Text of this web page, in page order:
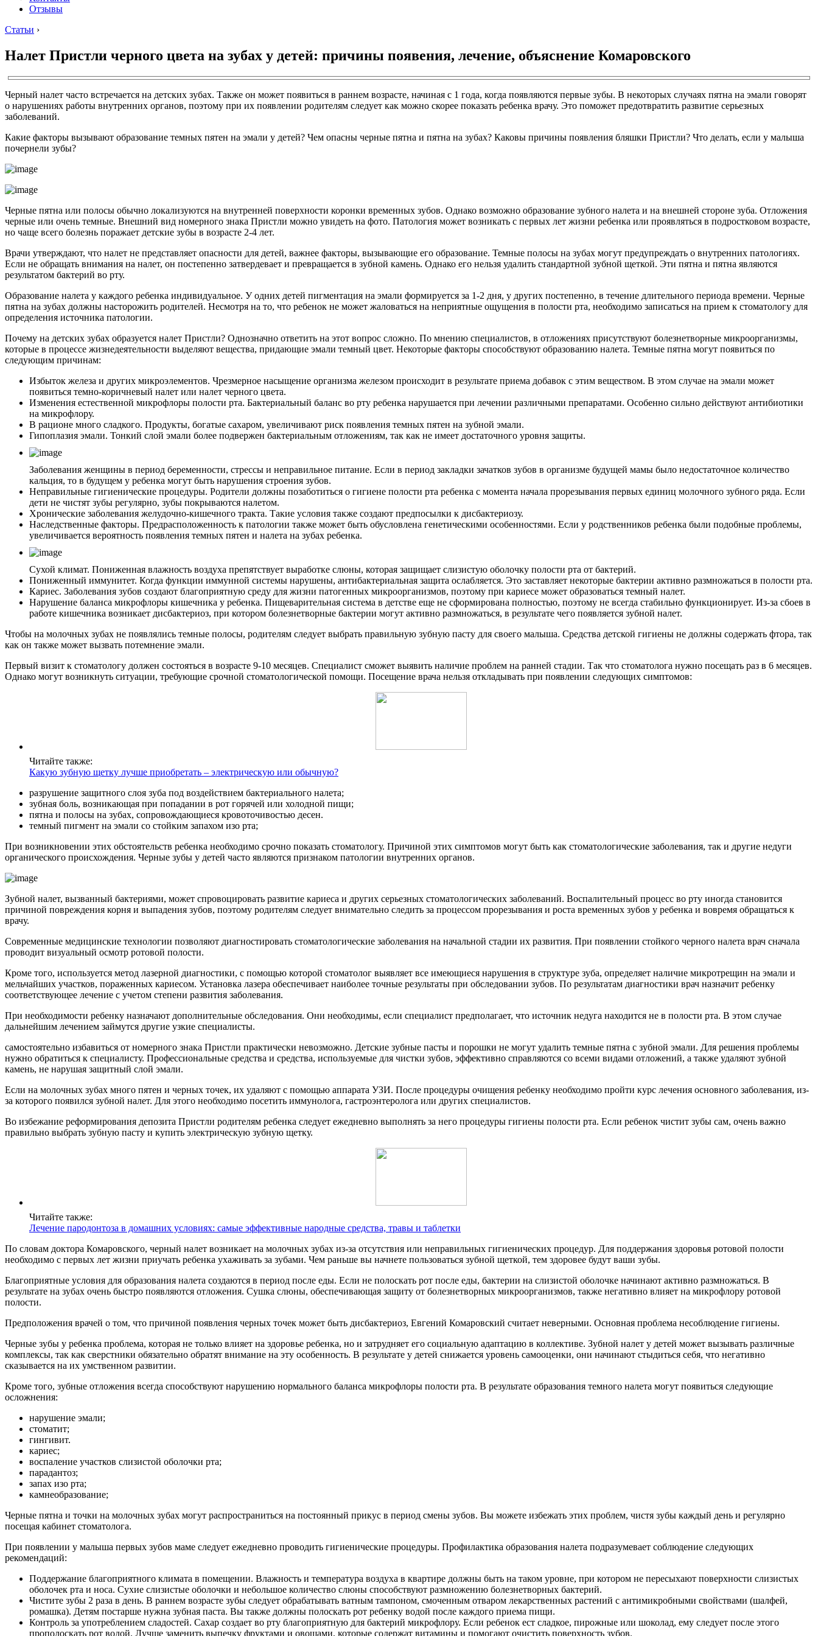
Отзывы
Статьи ›
Налет Пристли черного цвета на зубах у детей: причины появения, лечение, объяснение Комаровского
Черный налет часто встречается на детских зубах. Также он может появиться в раннем возрасте, начиная с 1 года, когда появляются первые зубы. В некоторых случаях пятна на эмали говорят
о нарушениях работы внутренних органов, поэтому при их появлении родителям следует как можно скорее показать ребенка врачу. Это поможет предотвратить развитие серьезных
заболеваний.
Какие факторы вызывают образование темных пятен на эмали у детей? Чем опасны черные пятна и пятна на зубах? Каковы причины появления бляшки Пристли? Что делать, если у малыша
почернели зубы?
Черные пятна или полосы обычно локализуются на внутренней поверхности коронки временных зубов. Однако возможно образование зубного налета и на внешней стороне зуба. Отложения
черные или очень темные. Внешний вид номерного знака Пристли можно увидеть на фото. Патология может возникать с первых лет жизни ребенка или проявляться в подростковом возрасте,
но чаще всего болезнь поражает детские зубы в возрасте 2-4 лет.
Врачи утверждают, что налет не представляет опасности для детей, важнее факторы, вызывающие его образование. Темные полосы на зубах могут предупреждать о внутренних патологиях.
Если не обращать внимания на налет, он постепенно затвердевает и превращается в зубной камень. Однако его нельзя удалить стандартной зубной щеткой. Эти пятна и пятна являются
результатом бактерий во рту.
Образование налета у каждого ребенка индивидуальное. У одних детей пигментация на эмали формируется за 1-2 дня, у других постепенно, в течение длительного периода времени. Черные
пятна на зубах должны насторожить родителей. Несмотря на то, что ребенок не может жаловаться на неприятные ощущения в полости рта, необходимо записаться на прием к стоматологу для
определения источника патологии.
Почему на детских зубах образуется налет Пристли? Однозначно ответить на этот вопрос сложно. По мнению специалистов, в отложениях присутствуют болезнетворные микроорганизмы,
которые в процессе жизнедеятельности выделяют вещества, придающие эмали темный цвет. Некоторые факторы способствуют образованию налета. Темные пятна могут появиться по
следующим причинам:
Избыток железа и других микроэлементов. Чрезмерное насыщение организма железом происходит в результате приема добавок с этим веществом. В этом случае на эмали может
появиться темно-коричневый налет или налет черного цвета.
Изменения естественной микрофлоры полости рта. Бактериальный баланс во рту ребенка нарушается при лечении различными препаратами. Особенно сильно действуют антибиотики
на микрофлору.
В рационе много сладкого. Продукты, богатые сахаром, увеличивают риск появления темных пятен на зубной эмали.
Гипоплазия эмали. Тонкий слой эмали более подвержен бактериальным отложениям, так как не имеет достаточного уровня защиты.
Заболевания женщины в период беременности, стрессы и неправильное питание. Если в период закладки зачатков зубов в организме будущей мамы было недостаточное количество
кальция, то в будущем у ребенка могут быть нарушения строения зубов.
Неправильные гигиенические процедуры. Родители должны позаботиться о гигиене полости рта ребенка с момента начала прорезывания первых единиц молочного зубного ряда. Если
дети не чистят зубы регулярно, зубы покрываются налетом.
Хронические заболевания желудочно-кишечного тракта. Такие условия также создают предпосылки к дисбактериозу.
Наследственные факторы. Предрасположенность к патологии также может быть обусловлена ​​генетическими особенностями. Если у родственников ребенка были подобные проблемы,
увеличивается вероятность появления темных пятен и налета на зубах ребенка.
Сухой климат. Пониженная влажность воздуха препятствует выработке слюны, которая защищает слизистую оболочку полости рта от бактерий.
Пониженный иммунитет. Когда функции иммунной системы нарушены, антибактериальная защита ослабляется. Это заставляет некоторые бактерии активно размножаться в полости рта.
Кариес. Заболевания зубов создают благоприятную среду для жизни патогенных микроорганизмов, поэтому при кариесе может образоваться темный налет.
Нарушение баланса микрофлоры кишечника у ребенка. Пищеварительная система в детстве еще не сформирована полностью, поэтому не всегда стабильно функционирует. Из-за сбоев в
работе кишечника возникает дисбактериоз, при котором болезнетворные бактерии могут активно размножаться, в результате чего появляется зубной налет.
Чтобы на молочных зубах не появлялись темные полосы, родителям следует выбрать правильную зубную пасту для своего малыша. Средства детской гигиены не должны содержать фтора, так
как он также может вызвать потемнение эмали.
Первый визит к стоматологу должен состояться в возрасте 9-10 месяцев. Специалист сможет выявить наличие проблем на ранней стадии. Так что стоматолога нужно посещать раз в 6 месяцев.
Однако могут возникнуть ситуации, требующие срочной стоматологической помощи. Посещение врача нельзя откладывать при появлении следующих симптомов:
Читайте также:
Какую зубную щетку лучше приобретать – электрическую или обычную?
разрушение защитного слоя зуба под воздействием бактериального налета;
зубная боль, возникающая при попадании в рот горячей или холодной пищи;
пятна и полосы на зубах, сопровождающиеся кровоточивостью десен.
темный пигмент на эмали со стойким запахом изо рта;
При возникновении этих обстоятельств ребенка необходимо срочно показать стоматологу. Причиной этих симптомов могут быть как стоматологические заболевания, так и другие недуги
органического происхождения. Черные зубы у детей часто являются признаком патологии внутренних органов.
Зубной налет, вызванный бактериями, может спровоцировать развитие кариеса и других серьезных стоматологических заболеваний. Воспалительный процесс во рту иногда становится
причиной повреждения корня и выпадения зубов, поэтому родителям следует внимательно следить за процессом прорезывания и роста временных зубов у ребенка и вовремя обращаться к
врачу.
Современные медицинские технологии позволяют диагностировать стоматологические заболевания на начальной стадии их развития. При появлении стойкого черного налета врач сначала
проводит визуальный осмотр ротовой полости.
Кроме того, используется метод лазерной диагностики, с помощью которой стоматолог выявляет все имеющиеся нарушения в структуре зуба, определяет наличие микротрещин на эмали и
мельчайших участков, пораженных кариесом. Установка лазера обеспечивает наиболее точные результаты при обследовании зубов. По результатам диагностики врач назначит ребенку
соответствующее лечение с учетом степени развития заболевания.
При необходимости ребенку назначают дополнительные обследования. Они необходимы, если специалист предполагает, что источник недуга находится не в полости рта. В этом случае
дальнейшим лечением займутся другие узкие специалисты.
самостоятельно избавиться от номерного знака Пристли практически невозможно. Детские зубные пасты и порошки не могут удалить темные пятна с зубной эмали. Для решения проблемы
нужно обратиться к специалисту. Профессиональные средства и средства, используемые для чистки зубов, эффективно справляются со всеми видами отложений, а также удаляют зубной
камень, не нарушая защитный слой эмали.
Если на молочных зубах много пятен и черных точек, их удаляют с помощью аппарата УЗИ. После процедуры очищения ребенку необходимо пройти курс лечения основного заболевания, из-
за которого появился зубной налет. Для этого необходимо посетить иммунолога, гастроэнтеролога или других специалистов.
Во избежание реформирования депозита Пристли родителям ребенка следует ежедневно выполнять за него процедуры гигиены полости рта. Если ребенок чистит зубы сам, очень важно
правильно выбрать зубную пасту и купить электрическую зубную щетку.
Читайте также:
Лечение пародонтоза в домашних условиях: самые эффективные народные средства, травы и таблетки
По словам доктора Комаровского, черный налет возникает на молочных зубах из-за отсутствия или неправильных гигиенических процедур. Для поддержания здоровья ротовой полости
необходимо с первых лет жизни приучать ребенка ухаживать за зубами. Чем раньше вы начнете пользоваться зубной щеткой, тем здоровее будут ваши зубы.
Благоприятные условия для образования налета создаются в период после еды. Если не полоскать рот после еды, бактерии на слизистой оболочке начинают активно размножаться. В
результате на зубах очень быстро появляются отложения. Сушка слюны, обеспечивающая защиту от болезнетворных микроорганизмов, также негативно влияет на микрофлору ротовой
полости.
Предположения врачей о том, что причиной появления черных точек может быть дисбактериоз, Евгений Комаровский считает неверными. Основная проблема несоблюдение гигиены.
Черные зубы у ребенка проблема, которая не только влияет на здоровье ребенка, но и затрудняет его социальную адаптацию в коллективе. Зубной налет у детей может вызывать различные
комплексы, так как сверстники обязательно обратят внимание на эту особенность. В результате у детей снижается уровень самооценки, они начинают стыдиться себя, что негативно
сказывается на их умственном развитии.
Кроме того, зубные отложения всегда способствуют нарушению нормального баланса микрофлоры полости рта. В результате образования темного налета могут появиться следующие
осложнения:
нарушение эмали;
стоматит;
гингивит.
кариес;
воспаление участков слизистой оболочки рта;
парадантоз;
запах изо рта;
камнеобразование;
Черные пятна и точки на молочных зубах могут распространиться на постоянный прикус в период смены зубов. Вы можете избежать этих проблем, чистя зубы каждый день и регулярно
посещая кабинет стоматолога.
При появлении у малыша первых зубов маме следует ежедневно проводить гигиенические процедуры. Профилактика образования налета подразумевает соблюдение следующих
рекомендаций:
Поддержание благоприятного климата в помещении. Влажность и температура воздуха в квартире должны быть на таком уровне, при котором не пересыхают поверхности слизистых
оболочек рта и носа. Сухие слизистые оболочки и небольшое количество слюны способствуют размножению болезнетворных бактерий.
Чистите зубы 2 раза в день. В раннем возрасте зубы следует обрабатывать ватным тампоном, смоченным отваром лекарственных растений с антимикробными свойствами (шалфей,
ромашка). Детям постарше нужна зубная паста. Вы также должны полоскать рот ребенку водой после каждого приема пищи.
Контроль за употреблением сладостей. Сахар создает во рту благоприятную для бактерий микрофлору. Если ребенок ест сладкое, пирожные или шоколад, ему следует после этого
прополоскать рот водой. Лучше заменить выпечку фруктами и овощами, которые содержат витамины и помогают очистить поверхность зубов.